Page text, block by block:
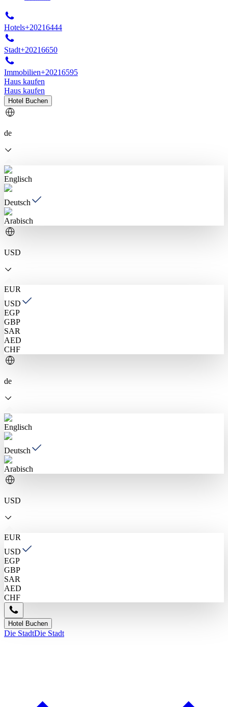
Hotels+20216444
Stadt+20216650
Immobilien+20216595
Haus kaufen
Haus kaufen
Hotel Buchen
de
Englisch
Deutsch
Arabisch
USD
EUR
USD
EGP
GBP
SAR
AED
CHF
de
Englisch
Deutsch
Arabisch
USD
EUR
USD
EGP
GBP
SAR
AED
CHF
Hotel Buchen
Die StadtDie Stadt